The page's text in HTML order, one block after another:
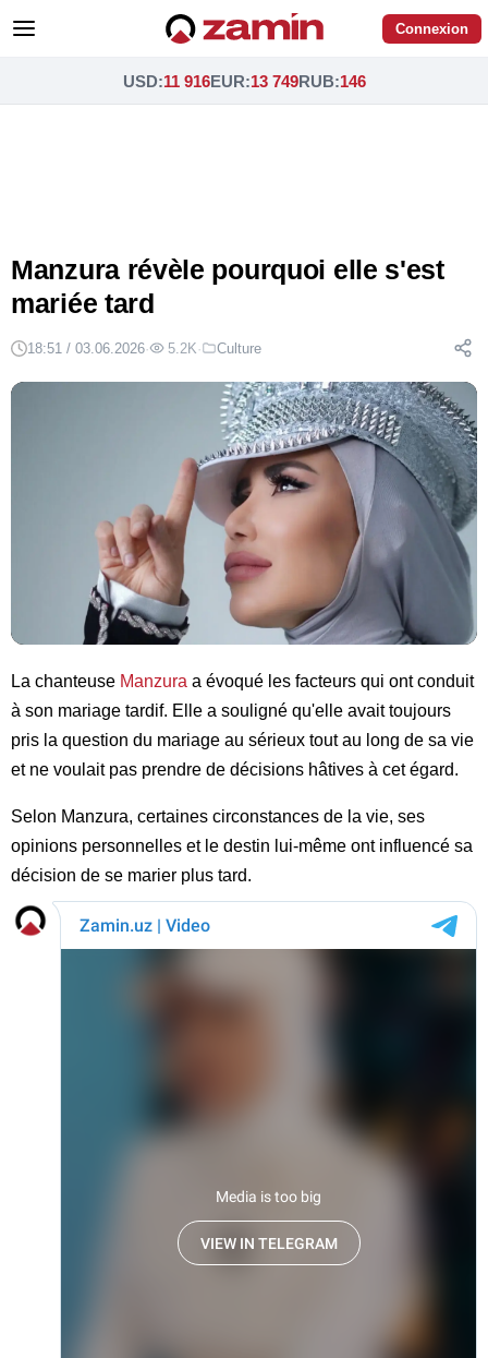
Connexion
USD:11 916EUR:13 749RUB:146
Manzura révèle pourquoi elle s'est
mariée tard
18:51 / 03.06.2026· 5.2K· Culture
La chanteuse Manzura a évoqué les facteurs qui ont conduit
à son mariage tardif. Elle a souligné qu'elle avait toujours
pris la question du mariage au sérieux tout au long de sa vie
et ne voulait pas prendre de décisions hâtives à cet égard.
Selon Manzura, certaines circonstances de la vie, ses
opinions personnelles et le destin lui-même ont influencé sa
décision de se marier plus tard.